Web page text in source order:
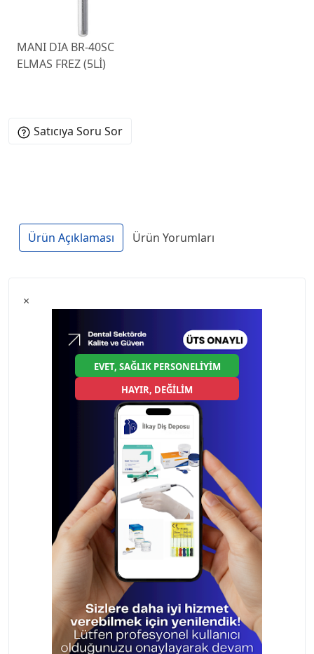
MANI DIA BR-40SC
ELMAS FREZ (5Lİ)
Satıcıya Soru Sor
Ürün Açıklaması Ürün Yorumları
×
EVET, SAĞLIK PERSONELİYİM
HAYIR, DEĞİLİM